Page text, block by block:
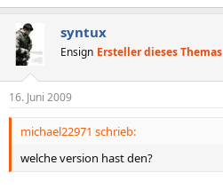
syntux
Ensign Ersteller dieses Themas
16. Juni 2009
michael22971 schrieb:
welche version hast den?